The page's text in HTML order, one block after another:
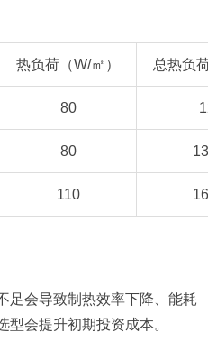
热负荷（W/㎡） 总热负
80
80
110
足会导致制热效率下降、能耗
型会提升初期投资成本。